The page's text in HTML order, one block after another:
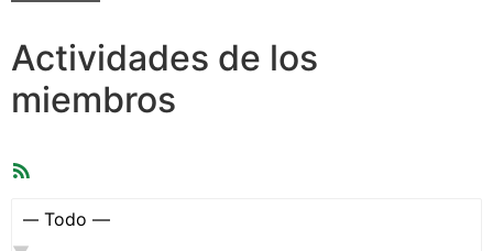
Actividades de los
miembros
Mostrar: